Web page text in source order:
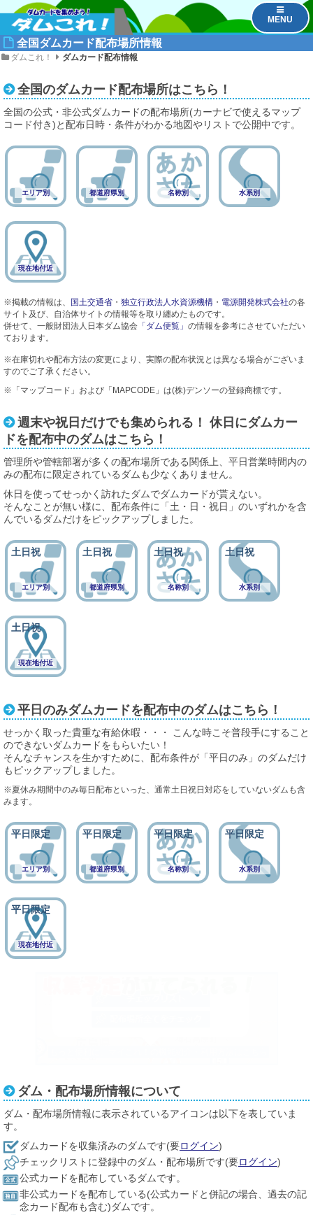
MENU
全国ダムカード配布場所情報
ダムこれ！ ダムカード配布情報
全国のダムカード配布場所はこちら！
全国の公式・非公式ダムカードの配布場所(カーナビで使えるマップ
コード付き)と配布日時・条件がわかる地図やリストで公開中です。
エリア別 都道府県別 名称別 水系別
現在地付近
※掲載の情報は、 国土交通省 ・ 独立行政法人水資源機構 ・ 電源開発株式会社の各
サイト及び、自治体サイトの情報等を取り纏めたものです。
併せて、一般財団法人日本ダム協会 「ダム便覧」 の情報を参考にさせていただい
ております。
※在庫切れや配布方法の変更により、実際の配布状況とは異なる場合がございま
すのでご了承ください。
※「マップコード」および「MAPCODE」は(株)デンソーの登録商標です。
週末や祝日だけでも集められる！ 休日にダムカー
ドを配布中のダムはこちら！
管理所や管轄部署が多くの配布場所である関係上、平日営業時間内の
みの配布に限定されているダムも少なくありません。
休日を使ってせっかく訪れたダムでダムカードが貰えない。
そんなことが無い様に、配布条件に「土・日・祝日」のいずれかを含
んでいるダムだけをピックアップしました。
エリア別 都道府県別 名称別 水系別
現在地付近
平日のみダムカードを配布中のダムはこちら！
せっかく取った貴重な有給休暇・・・ こんな時こそ普段手にすること
のできないダムカードをもらいたい！
そんなチャンスを生かすために、配布条件が「平日のみ」のダムだけ
もピックアップしました。
※夏休み期間中のみ毎日配布といった、通常土日祝日対応をしていないダムも含
みます。
エリア別 都道府県別 名称別 水系別
現在地付近
ダム・配布場所情報について
ダム・配布場所情報に表示されているアイコンは以下を表していま
す。
ダムカードを収集済みのダムです(要ログイン)
チェックリストに登録中のダム・配布場所です(要ログイン)
公式カードを配布しているダムです。
非公式カードを配布している(公式カードと併記の場合、過去の記
念カード配布も含む)ダムです。